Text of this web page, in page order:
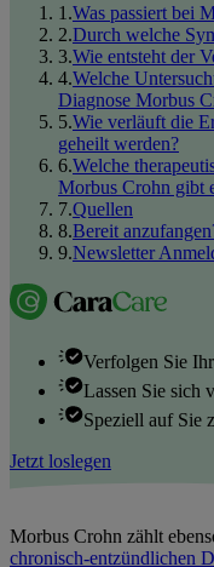
1 .Was passiert bei
2.Durch welche
3.Wie entsteht der
4.Welche
Diagnose Morbus
5.Wie verläuft die
geheilt werden?
6.Welche
Morbus Crohn gibt
7.Quellen
8.Bereit
9.Newsletter
Verfolgen Sie
Lassen Sie sich
Speziell auf Sie
Jetzt loslegen
Morbus Crohn zählt
chronisch-entzündlichen